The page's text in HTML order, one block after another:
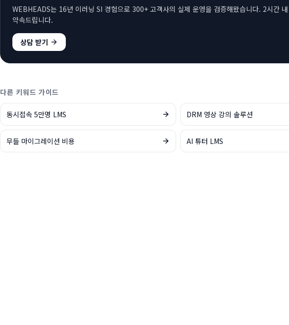
WEBHEADS는 16년 이러닝 SI 경험으로 300+ 고객사의 실제 운영을 검증해왔습니다. 2시간
약속드립니다.
상담 받기
다른 키워드 가이드
동시접속 5만명 LMS DRM 영상 강의 솔루션
무들 마이그레이션 비용 AI 튜터 LMS